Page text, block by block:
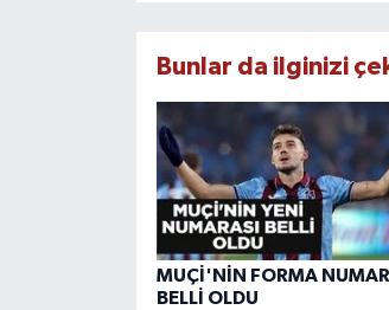
Bunlar da ilginizi
MUÇİ'NİN FORMA
BELLİ OLDU